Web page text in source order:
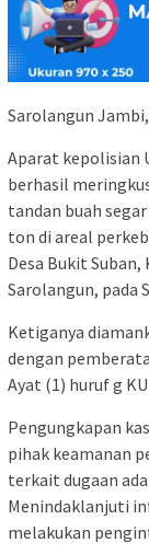
Sarolangun
Aparat kepolisian
berhasil
tandan buah
ton di areal
Desa Bukit
Sarolangun, pada
Ketiganya
dengan
Ayat (1) huruf g
Pengungkapan
pihak keamanan
terkait dugaan
Menindaklanjuti
melakukan